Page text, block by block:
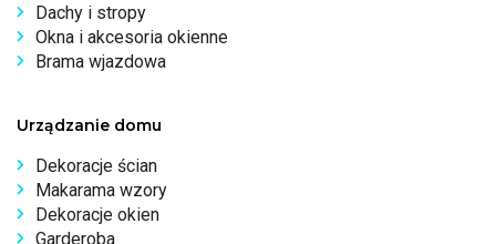
Dachy i stropy
Okna i akcesoria okienne
Brama wjazdowa
Urządzanie domu
Dekoracje ścian
Makarama wzory
Dekoracje okien
Garderoba